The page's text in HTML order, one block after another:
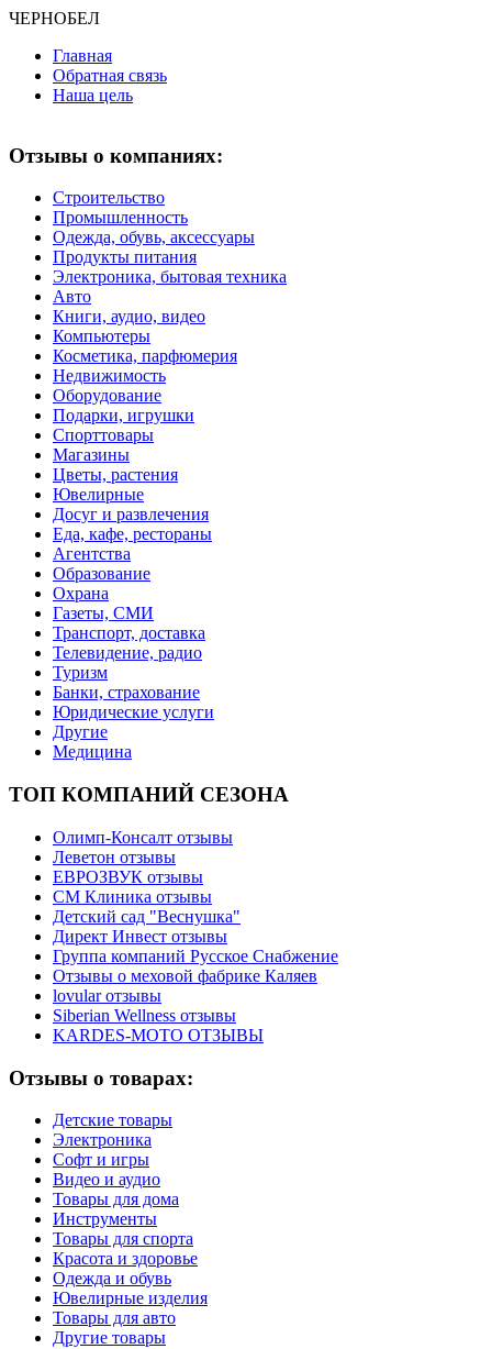
ЧЕРНОБЕЛ
Главная
Обратная связь
Наша цель
Отзывы о компаниях:
Строительство
Промышленность
Одежда, обувь, аксессуары
Продукты питания
Электроника, бытовая техника
Авто
Книги, аудио, видео
Компьютеры
Косметика, парфюмерия
Недвижимость
Оборудование
Подарки, игрушки
Спорттовары
Магазины
Цветы, растения
Ювелирные
Досуг и развлечения
Еда, кафе, рестораны
Агентства
Образование
Охрана
Газеты, СМИ
Транспорт, доставка
Телевидение, радио
Туризм
Банки, страхование
Юридические услуги
Другие
Медицина
ТОП КОМПАНИЙ СЕЗОНА
Олимп-Консалт отзывы
Леветон отзывы
ЕВРОЗВУК отзывы
СМ Клиника отзывы
Детский сад "Веснушка"
Директ Инвест отзывы
Группа компаний Русское Снабжение
Отзывы о меховой фабрике Каляев
lovular отзывы
Siberian Wellness отзывы
KARDES-MOTO ОТЗЫВЫ
Отзывы о товарах:
Детские товары
Электроника
Софт и игры
Видео и аудио
Товары для дома
Инструменты
Товары для спорта
Красота и здоровье
Одежда и обувь
Ювелирные изделия
Товары для авто
Другие товары